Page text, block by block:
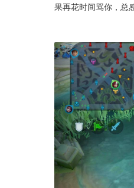
果再花时间骂你，总